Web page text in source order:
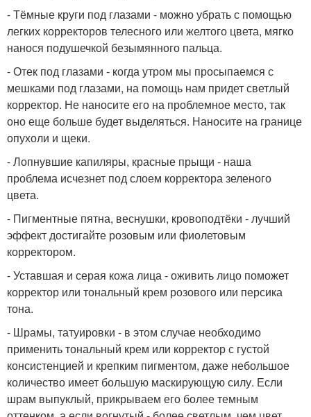
- Тёмные круги под глазами - можно убрать с помощью
легких корректоров телесного или желтого цвета, мягко
нанося подушечкой безымянного пальца.
- Отек под глазами - когда утром мы просыпаемся с
мешками под глазами, на помощь нам придет светлый
корректор. Не наносите его на проблемное место, так
оно еще больше будет выделяться. Наносите на границе
опухоли и щеки.
- Лопнувшие капиляры, красные прыщи - наша
проблема исчезнет под слоем корректора зеленого
цвета.
- Пигментные пятна, веснушки, кровоподтёки - лучший
эффект достигайте розовым или фиолетовым
корректором.
- Уставшая и серая кожа лица - оживить лицо поможет
корректор или тональный крем розового или персика
тона.
- Шрамы, татуировки - в этом случае необходимо
применить тональный крем или корректор с густой
консистенцией и крепким пигментом, даже небольшое
количество имеет большую маскирующую силу. Если
шрам выпуклый, прикрываем его более темным